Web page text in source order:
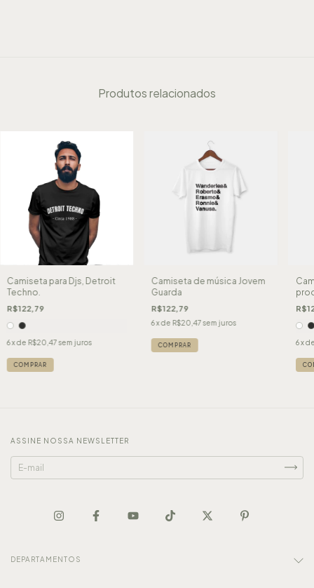
Produtos relacionados
Camiseta para Djs, Detroit
Techno.
R$122,79
6x de R$20,47sem juros
COMPRAR
Camiseta de música Jovem
Guarda
R$122,79
6x de R$20,47sem juros
COMPRAR 6 x
ASSINE NOSSA NEWSLETTER
DEPARTAMENTOS